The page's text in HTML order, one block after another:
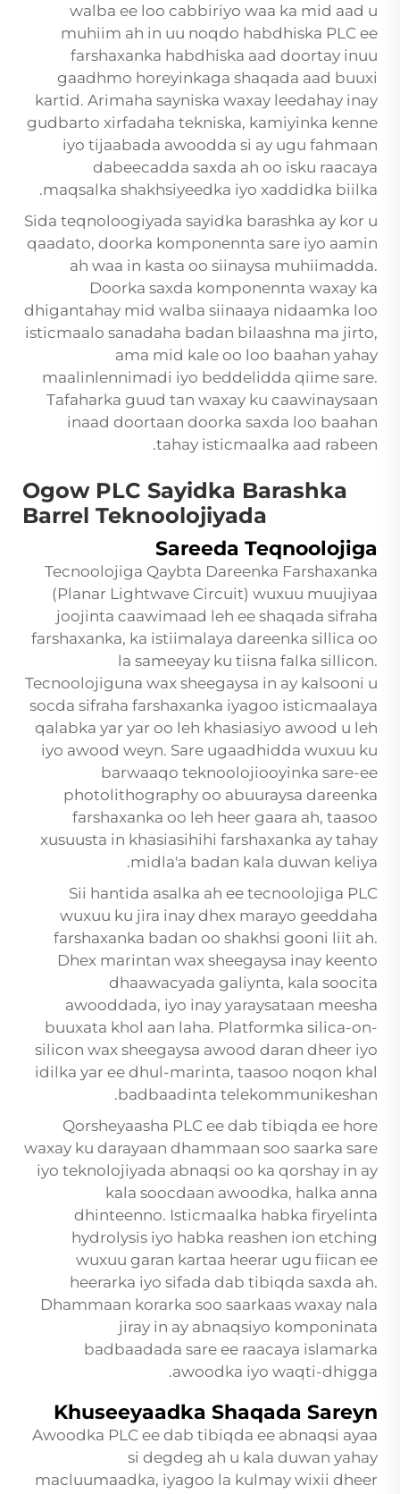
walba ee loo cabbiriyo waa ka mid aad u
muhiim ah in uu noqdo habdhiska PLC ee
farshaxanka habdhiska aad doortay inuu
gaadhmo horeyinkaga shaqada aad buuxi
kartid. Arimaha sayniska waxay leedahay inay
gudbarto xirfadaha tekniska, kamiyinka kenne
iyo tijaabada awoodda si ay ugu fahmaan
dabeecadda saxda ah oo isku raacaya
maqsalka shakhsiyeedka iyo xaddidka biilka.
Sida teqnoloogiyada sayidka barashka ay kor u
qaadato, doorka komponennta sare iyo aamin
ah waa in kasta oo siinaysa muhiimadda.
Doorka saxda komponennta waxay ka
dhigantahay mid walba siinaaya nidaamka loo
isticmaalo sanadaha badan bilaashna ma jirto,
ama mid kale oo loo baahan yahay
maalinlennimadi iyo beddelidda qiime sare.
Tafaharka guud tan waxay ku caawinaysaan
inaad doortaan doorka saxda loo baahan
tahay isticmaalka aad rabeen.
Ogow PLC Sayidka Barashka
Barrel Teknoolojiyada
Sareeda Teqnoolojiga
Tecnoolojiga Qaybta Dareenka Farshaxanka
(Planar Lightwave Circuit) wuxuu muujiyaa
joojinta caawimaad leh ee shaqada sifraha
farshaxanka, ka istiimalaya dareenka sillica oo
la sameeyay ku tiisna falka sillicon.
Tecnoolojiguna wax sheegaysa in ay kalsooni u
socda sifraha farshaxanka iyagoo isticmaalaya
qalabka yar yar oo leh khasiasiyo awood u leh
iyo awood weyn. Sare ugaadhidda wuxuu ku
barwaaqo teknoolojiooyinka sare-ee
photolithography oo abuuraysa dareenka
farshaxanka oo leh heer gaara ah, taasoo
xusuusta in khasiasihihi farshaxanka ay tahay
midla'a badan kala duwan keliya.
Sii hantida asalka ah ee tecnoolojiga PLC
wuxuu ku jira inay dhex marayo geeddaha
farshaxanka badan oo shakhsi gooni liit ah.
Dhex marintan wax sheegaysa inay keento
dhaawacyada galiynta, kala soocita
awooddada, iyo inay yaraysataan meesha
buuxata khol aan laha. Platformka silica-on-
silicon wax sheegaysa awood daran dheer iyo
idilka yar ee dhul-marinta, taasoo noqon khal
badbaadinta telekommunikeshan.
Qorsheyaasha PLC ee dab tibiqda ee hore
waxay ku darayaan dhammaan soo saarka sare
iyo teknolojiyada abnaqsi oo ka qorshay in ay
kala soocdaan awoodka, halka anna
dhinteenno. Isticmaalka habka firyelinta
hydrolysis iyo habka reashen ion etching
wuxuu garan kartaa heerar ugu fiican ee
heerarka iyo sifada dab tibiqda saxda ah.
Dhammaan korarka soo saarkaas waxay nala
jiray in ay abnaqsiyo komponinata
badbaadada sare ee raacaya islamarka
awoodka iyo waqti-dhigga.
Khuseeyaadka Shaqada Sareyn
Awoodka PLC ee dab tibiqda ee abnaqsi ayaa
si degdeg ah u kala duwan yahay
macluumaadka, iyagoo la kulmay wixii dheer